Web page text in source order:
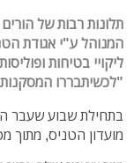
תלונות רבות של
המנוהל ע"י אגודת
ליקויי בטיחות
"לכשיתבררו
בתחילת שבוע שעבר
מועדון הטניס, מתוך